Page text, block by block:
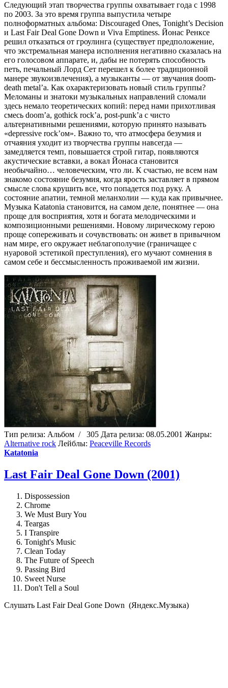
Следующий этап творчества группы охватывает года с 1998
по 2003. За это время группа выпустила четыре
полноформатных альбома: Discouraged Ones, Tonight’s Decision
и Last Fair Deal Gone Down и Viva Emptiness. Йонас Ренксе
решил отказаться от гроулинга (существует предположение,
что экстремальная манера исполнения негативно сказалась на
его голосовом аппарате, и, дабы не потерять способность
петь, печальный Лорд Сет перешел к более традиционной
манере звукоизвлечения), а музыканты — от звучания doom-
death metal’a. Как охарактеризовать новый стиль группы?
Меломаны и знатоки музыкальных направлений сломали
здесь немало теоретических копий: перед нами прихотливая
смесь doom’a, gothick rock’a, post-punk’a с чисто
альтернативными решениями, которую принято называть
«depressive rock’ом». Важно то, что атмосфера безумия и
отчаяния уходит из творчества группы навсегда —
замедляется темп, повышается строй гитар, появляются
акустические вставки, а вокал Йонаса становится
необычайно… человеческим, что ли. К счастью, не всем нам
знакомо состояние безумия, когда ярость заставляет в прямом
смысле слова крушить все, что попадется под руку. А
состояние апатии, темной меланхолии — куда как привычнее.
Музыка Katatonia становится, на самом деле, понятнее — она
проще для восприятия, хотя и богата мелодическими и
композиционными решениями. Новому лирическому герою
проще сопереживать и сочувствовать: он живет в привычном
нам мире, его окружает неблагополучие (граничащее с
нуаровой эстетикой преступления), его мучают сомнения в
самом себе и бессмысленность проживаемой им жизни.
Тип релиза: Альбом / 305 Дата релиза: 08.05.2001 Жанры:
Alternative rock Лейблы: Peaceville Records
Katatonia
Last Fair Deal Gone Down (2001)
Dispossession
Chrome
We Must Bury You
Teargas
I Transpire
Tonight's Music
Clean Today
The Future of Speech
Passing Bird
Sweet Nurse
Don't Tell a Soul
Cлушать Last Fair Deal Gone Down (Яндекс.Музыка)